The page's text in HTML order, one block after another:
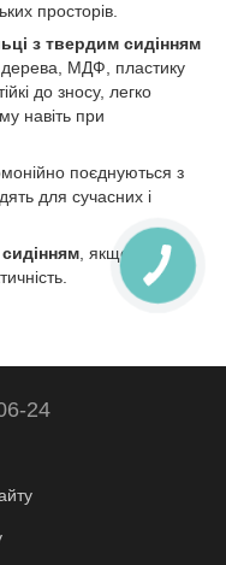
просторів.
з твердим сидінням
дерева, МДФ, пластику
до зносу, легко
навіть при
поєднуються з
для сучасних і
сидінням , якщо вам
24